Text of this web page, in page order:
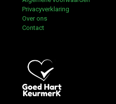
Privacyverklaring
Over ons
Contact